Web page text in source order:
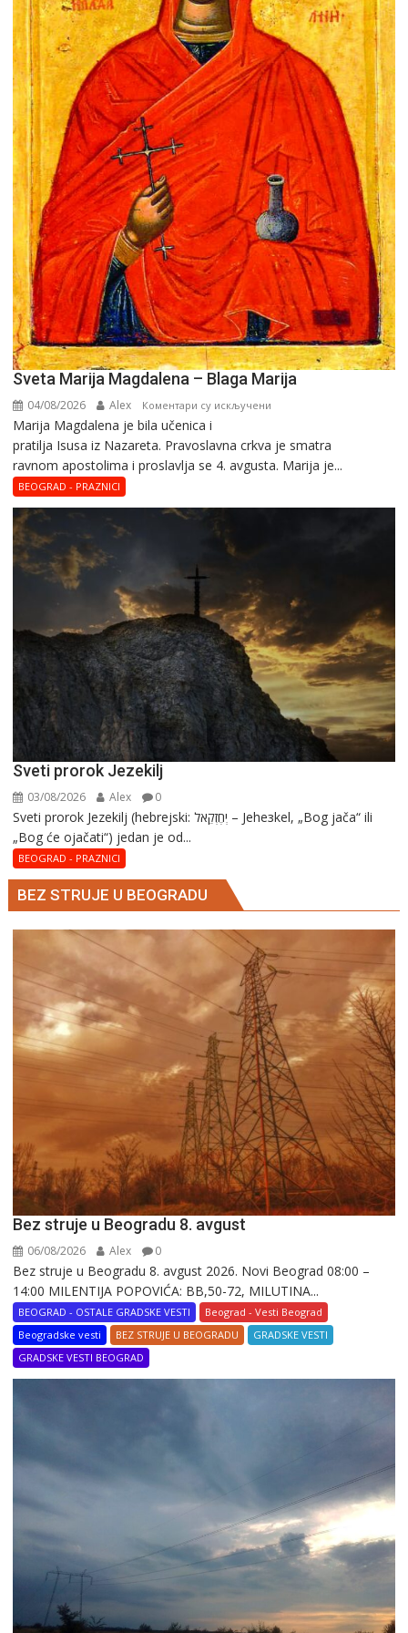
Sveta Marija Magdalena – Blaga Marija
04/08/2026 Alex Коментари су искључени
Marija
Magdalena
Blaga
Marija Magdalena je bila učenica i
pratilja Isusa iz Nazareta. Pravoslavna crkva je smatra
ravnom apostolima i proslavlja se 4. avgusta. Marija je...
BEOGRAD - PRAZNICI
Sveti prorok Jezekilj
03/08/2026 Alex 0
Sveti prorok Jezekilj (hebrejski: יְחֶזְקֵאל – Jehезkel, „Bog jača“ ili
„Bog će ojačati“) jedan je od...
BEOGRAD - PRAZNICI
BEZ STRUJE U BEOGRADU
Bez struje u Beogradu 8. avgust
06/08/2026 Alex 0
Bez struje u Beogradu 8. avgust 2026. Novi Beograd 08:00 –
14:00 MILENTIJA POPOVIĆA: BB,50-72, MILUTINA...
BEOGRAD - OSTALE GRADSKE VESTI
Beograd - Vesti Beograd
Beogradske vesti
BEZ STRUJE U BEOGRADU
GRADSKE VESTI
GRADSKE VESTI BEOGRAD